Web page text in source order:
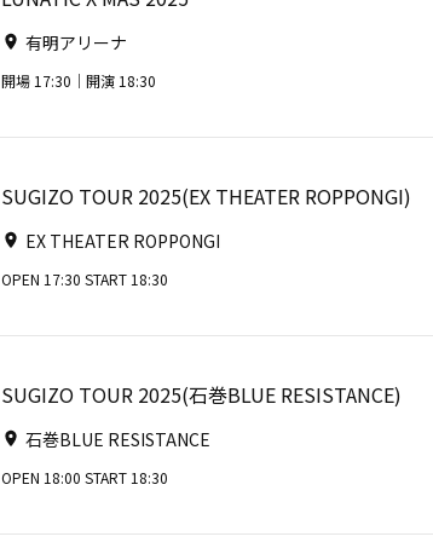
有明アリーナ
開場 17:30｜開演 18:30
SUGIZO TOUR 2025(EX THEATER ROPPONGI)
EX THEATER ROPPONGI
OPEN 17:30 START 18:30
SUGIZO TOUR 2025(石巻BLUE RESISTANCE)
石巻BLUE RESISTANCE
OPEN 18:00 START 18:30